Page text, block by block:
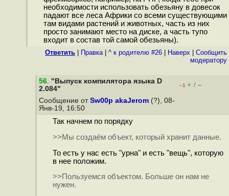
необходимости использовать обезьяну в довесок
падают все леса Африки со всеми существующими
там видами растений и животных, часть из них
просто занимают место на диске, а часть тупо
входит в состав той самой обезьяны).
Ответить Правка| ^ к родителю #26 Наверх
Cообщить
модератору
56. "Выпуск компилятора языка D
2.084"
–1 + / –
Сообщение от Sw00p akaJerom (?), 08-
Янв-19, 16:50
Так начнем по порядку
>>Мы создаём объект, который хранит данные.
То есть у нас есть "урна" и есть "вещь", которую
в нее положим.
>>Пользуемся объектом. Больше он нам не
нужен.